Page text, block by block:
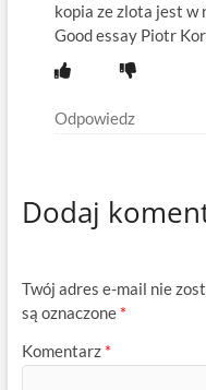
kopia ze zlota jest w
Good essay Piotr
Odpowiedz
Dodaj
Twój adres e-mail nie
są oznaczone *
Komentarz *